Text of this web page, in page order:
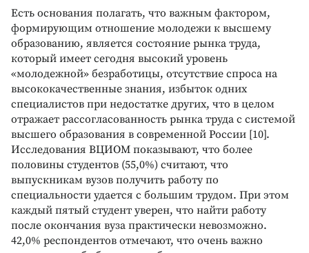
Есть основания полагать, что важным фактором,
формирующим отношение молодежи к высшему
образованию, является состояние рынка труда,
который имеет сегодня высокий уровень
«молодежной» безработицы, отсутствие спроса на
высококачественные знания, избыток одних
специалистов при недостатке других, что в целом
отражает рассогласованность рынка труда с системой
высшего образования в современной России [10].
Исследования ВЦИОМ показывают, что более
половины студентов (55,0%) считают, что
выпускникам вузов получить работу по
специальности удается с большим трудом. При этом
каждый пятый студент уверен, что найти работу
после окончания вуза практически невозможно.
42,0% респондентов отмечают, что очень важно